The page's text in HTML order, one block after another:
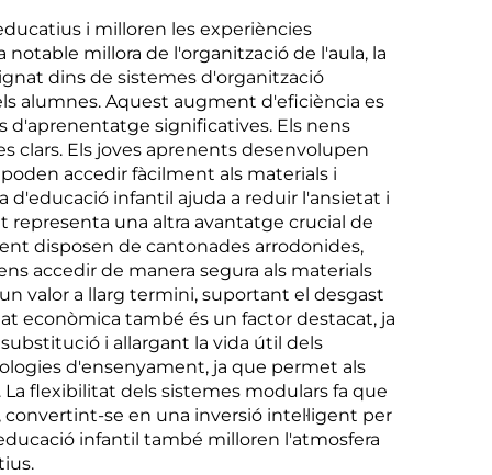
i milloren les experiències
millora de l'organització de l'aula, la
dins de sistemes d'organització
alumnes. Aquest augment d'eficiència es
significatives. Els nens
clars. Els joves aprenents desenvolupen
accedir fàcilment als materials i
d'educació infantil ajuda a reduir l'ansietat i
una altra avantatge crucial de
disposen de cantonades arrodonides,
accedir de manera segura als materials
valor a llarg termini, suportant el desgast
econòmica també és un factor destacat, ja
i allargant la vida útil dels
d'ensenyament, ja que permet als
flexibilitat dels sistemes modulars fa que
se en una inversió intel·ligent per
infantil també milloren l'atmosfera